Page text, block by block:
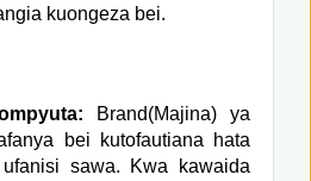
kuongeza bei.
Brand(Majina) ya
bei kutofautiana hata
sawa. Kwa kawaida